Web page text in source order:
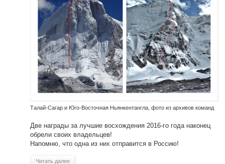
Талай-Сагар и Юго-Восточная Ньянкентангла, фото из архивов команд
Две награды за лучшие восхождения 2016-го года наконец
обрели своих владельцев!
Напомню, что одна из них отправится в Россию!
Читать далее